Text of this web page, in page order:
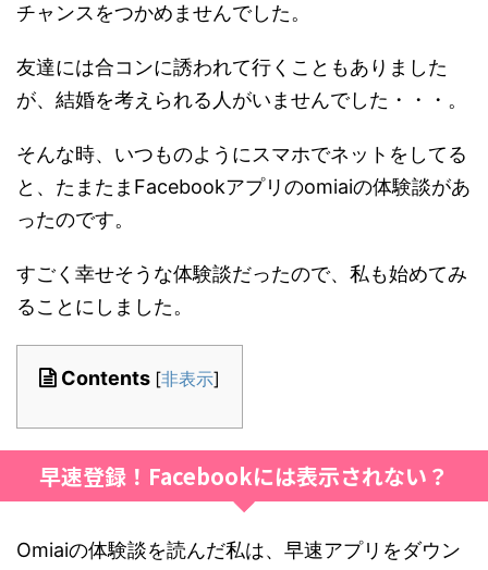
チャンスをつかめませんでした。
友達には合コンに誘われて行くこともありました
が、結婚を考えられる人がいませんでした・・・。
そんな時、いつものようにスマホでネットをしてる
と、たまたまFacebookアプリのomiaiの体験談があ
ったのです。
すごく幸せそうな体験談だったので、私も始めてみ
ることにしました。
Contents [非表示]
早速登録！Facebookには表示されない？
Omiaiの体験談を読んだ私は、早速アプリをダウン